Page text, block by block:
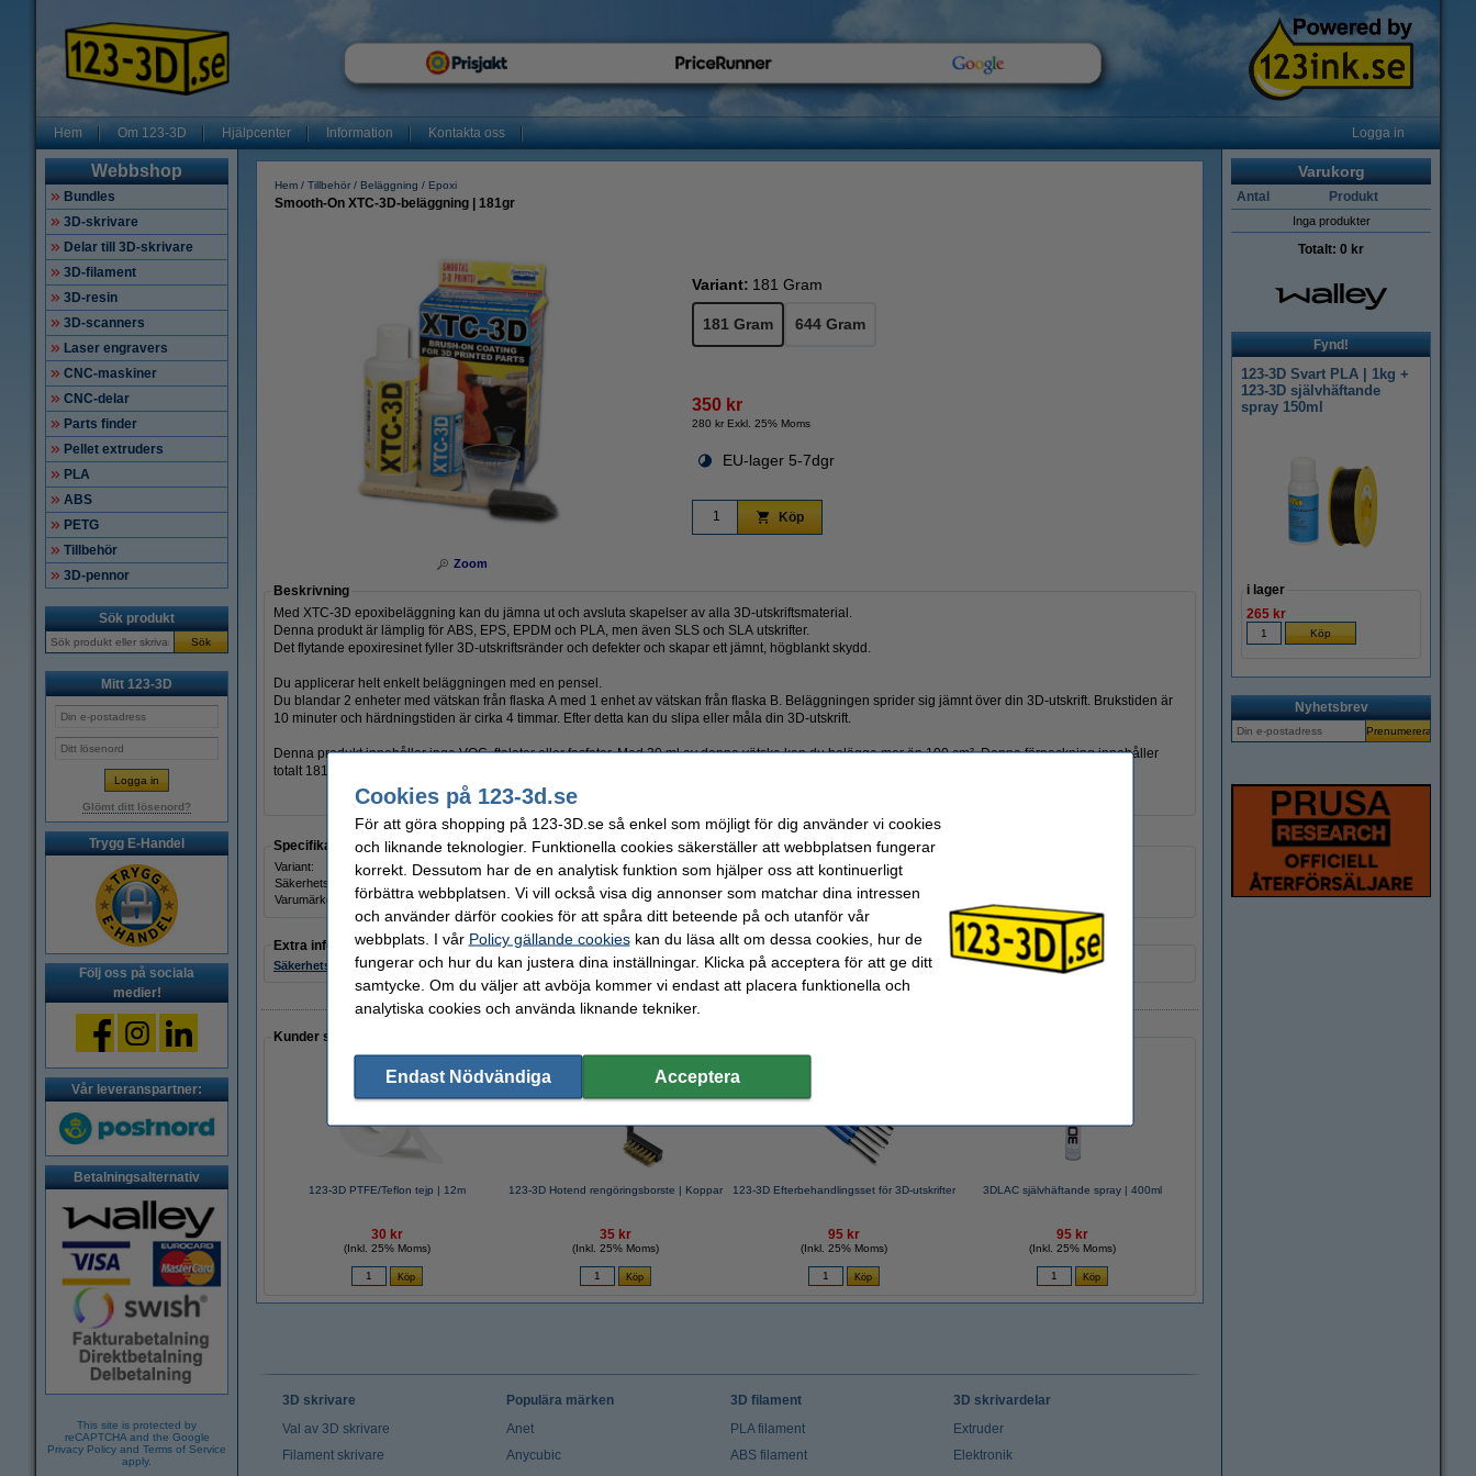
Hem Om 123-3D Hjälpcenter Information Kontakta oss Logga in
Webbshop
Bundles
3D-skrivare
Delar till 3D-skrivare
3D-filament
3D-resin
3D-scanners
Laser engravers
CNC-maskiner
CNC-delar
Parts finder
Pellet extruders
PLA
ABS
PETG
Tillbehör
3D-pennor
Sök produkt
Sök
Mitt 123-3D
Glömt ditt lösenord?
Trygg E-Handel
Följ oss på sociala
medier!
Vår leveranspartner:
Betalningsalternativ
This site is protected by
reCAPTCHA and the Google
Privacy Policy and Terms of Service
apply.
Hem Tillbehör Beläggning / Epoxi
Smooth-On XTC-3D-beläggning | 181gr
Zoom
Variant: 181 Gram
181 Gram 644 Gram
350 kr
280 kr Exkl. 25% Moms
EU-lager 5-7dgr
Köp
Beskrivning
Med XTC-3D epoxibeläggning kan du jämna ut och avsluta skapelser av alla 3D-utskriftsmaterial.
Denna produkt är lämplig för ABS, EPS, EPDM och PLA, men även SLS och SLA utskrifter.
Det flytande epoxiresinet fyller 3D-utskriftsränder och defekter och skapar ett jämnt, högblankt skydd.
Du applicerar helt enkelt beläggningen med en pensel.
Du blandar 2 enheter med vätskan från flaska A med 1 enhet av vätskan från flaska B. Beläggningen sprider sig jämnt över din 3D-utskrift. Brukstiden är
10 minuter och härdningstiden är cirka 4 timmar. Efter detta kan du slipa eller måla din 3D-utskrift.
Denna produkt innehåller inga VOC, ftalater eller fosfater. Med 30 ml av denna vätska kan du belägga mer än 100 cm². Denna förpackning innehåller
totalt 181 ml vätska.
Specifikationer
Variant: 181 Gram Volym:
Säkerhetsdatablad:
Varumärke:
Smooth-On
Extra information
Säkerhetsdatablad
Kunder som gjort ett liknande köp valde ofta även dessa produkter!
123-3D PTFE/Teflon tejp | 12m
30 kr
(Inkl. 25% Moms)
123-3D Hotend rengöringsborste | Koppar
35 kr
(Inkl. 25% Moms)
123-3D Efterbehandlingsset för 3D-utskrifter
95 kr
(Inkl. 25% Moms)
3DLAC självhäftande spray | 400ml
95 kr
(Inkl. 25% Moms)
Varukorg
Antal Produkt
Inga produkter
Totalt: 0 kr
Fynd!
123-3D Svart PLA | 1kg +
123-3D självhäftande
spray 150ml
i lager
265 kr
Nyhetsbrev
3D skrivare
Val av 3D skrivare
Filament skrivare
Populära märken
Anet
Anycubic
3D filament
PLA filament
ABS filament
3D skrivardelar
Extruder
Elektronik
Cookies på 123-3d.se
För att göra shopping på 123-3D.se så enkel som möjligt för dig använder vi cookies
och liknande teknologier. Funktionella cookies säkerställer att webbplatsen fungerar
korrekt. Dessutom har de en analytisk funktion som hjälper oss att kontinuerligt
förbättra webbplatsen. Vi vill också visa dig annonser som matchar dina intressen
och använder därför cookies för att spåra ditt beteende på och utanför vår
webbplats. I vår Policy gällande cookieskan du läsa allt om dessa cookies, hur de
fungerar och hur du kan justera dina inställningar. Klicka på acceptera för att ge ditt
samtycke. Om du väljer att avböja kommer vi endast att placera funktionella och
analytiska cookies och använda liknande tekniker.
Endast Nödvändiga Acceptera